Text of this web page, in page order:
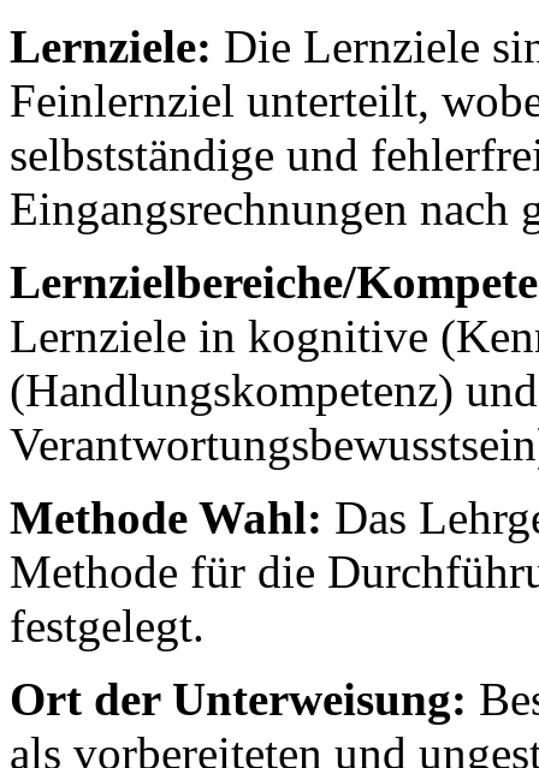
Lernziele: Die Lernziele
Feinlernziel unterteilt,
selbstständige und
Eingangsrechnungen nach
Lernzielbereiche/
Lernziele in kognitive
(Handlungskompetenz)
Methode Wahl: Das
Methode für die
festgelegt.
Ort der Unterweisung:
als vorbereiteten und